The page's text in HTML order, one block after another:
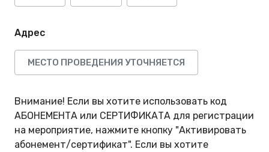
Адрес
МЕСТО ПРОВЕДЕНИЯ УТОЧНЯЕТСЯ
Внимание! Если вы хотите использовать код
АБОНЕМЕНТА или СЕРТИФИКАТА для регистрации
на мероприятие, нажмите кнопку "Активировать
абонемент/сертификат". Если вы хотите